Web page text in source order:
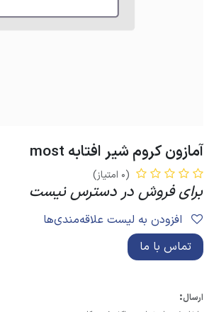
آمازون کروم شیر افتابه most
(0 امتیاز)
برای فروش در دسترس نیست
تماس با ما
ارسال: